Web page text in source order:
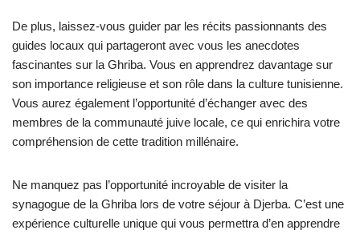
De plus, laissez-vous guider par les récits passionnants des
guides locaux qui partageront avec vous les anecdotes
fascinantes sur la Ghriba. Vous en apprendrez davantage sur
son importance religieuse et son rôle dans la culture tunisienne.
Vous aurez également l’opportunité d’échanger avec des
membres de la communauté juive locale, ce qui enrichira votre
compréhension de cette tradition millénaire.
Ne manquez pas l’opportunité incroyable de visiter la
synagogue de la Ghriba lors de votre séjour à Djerba. C’est une
expérience culturelle unique qui vous permettra d’en apprendre